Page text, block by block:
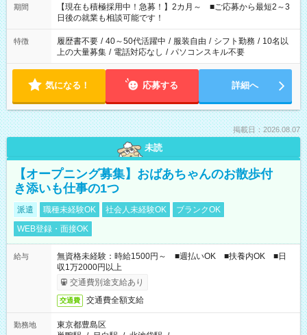
たくない」 など、ご希望を教えてくださいね。 ※Wワーク希望
の方へ 今ご覧のお仕事で希望する勤務時間と、もう1つのお仕事
の勤務時間。 合計で週40時間を超える場合は応募できません。
期間
【現在も積極採用中！急募！】2カ月～ ■ご応募から最短2～3
日後の就業も相談可能です！
特徴 履歴書不要 / 40～50代活躍中 / 服装自由 / シフト勤務 / 10名以
上の大量募集 / 電話対応なし / パソコンスキル不要
気になる！ 応募する 詳細へ
掲載日：2026.08.07
未読
【オープニング募集】おばあちゃんのお散歩付
き添いも仕事の1つ
派遣 職種未経験OK 社会人未経験OK
ブランクOK
WEB登録・面接OK
給与
無資格未経験：時給1500円～ ■週払いOK ■扶養内OK ■日
収1万2000円以上
交通費別途支給あり
交通費 交通費全額支給
勤務地
東京都豊島区